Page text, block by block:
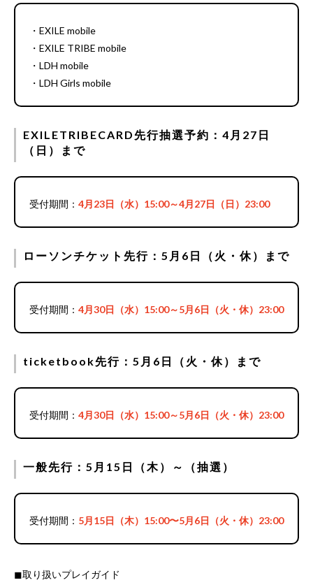
・EXILE mobile
・EXILE TRIBE mobile
・LDH mobile
・LDH Girls mobile
EXILETRIBECARD先行抽選予約：4月27日
（日）まで
受付期間： 4月23日（水）15:00～4月27日（日）23:00
ローソンチケット先行：5月6日（火・休）まで
受付期間： 4月30日（水）15:00～5月6日（火・休）23:00
ticketbook先行：5月6日（火・休）まで
受付期間： 4月30日（水）15:00～5月6日（火・休）23:00
一般先行：5月15日（木）～（抽選）
受付期間： 5月15日（木）15:00〜5月6日（火・休）23:00
◼︎取り扱いプレイガイド